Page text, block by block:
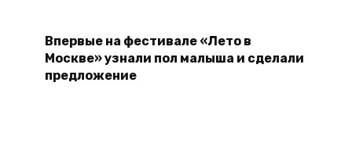
Впервые на фестивале «Лето в
Москве» узнали пол малыша и сделали
предложение